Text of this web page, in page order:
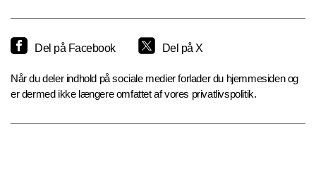
Del på Facebook Del på X
Når du deler indhold på sociale medier forlader du hjemmesiden og
er dermed ikke længere omfattet af vores privatlivspolitik.